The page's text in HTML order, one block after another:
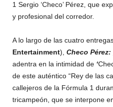
1 Sergio ‘Checo’ Pérez, que
y profesional del corredor.
A lo largo de las cuatro
Entertainment), Checo
adentra en la intimidad de ‘
de este auténtico “Rey de las
callejeros de la Fórmula 1
tricampeón, que se interpone